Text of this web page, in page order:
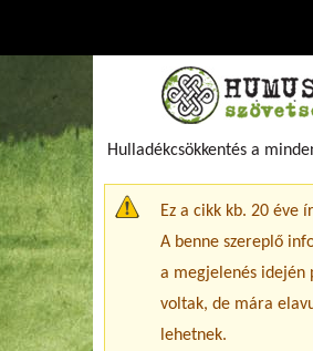
Hulladékcsökkentés a
Figyelmeztető
Ez a cikk kb. 20 éve
A benne szereplő
a megjelenés idején
voltak, de mára
lehetnek.